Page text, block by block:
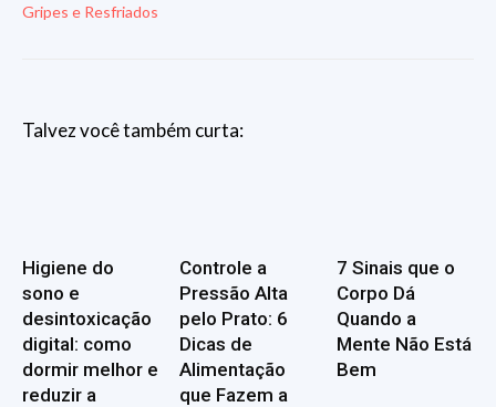
Gripes e Resfriados
Talvez você também curta:
Higiene do
sono e
desintoxicação
digital: como
dormir melhor e
reduzir a
Controle a
Pressão Alta
pelo Prato: 6
Dicas de
Alimentação
que Fazem a
7 Sinais que o
Corpo Dá
Quando a
Mente Não Está
Bem